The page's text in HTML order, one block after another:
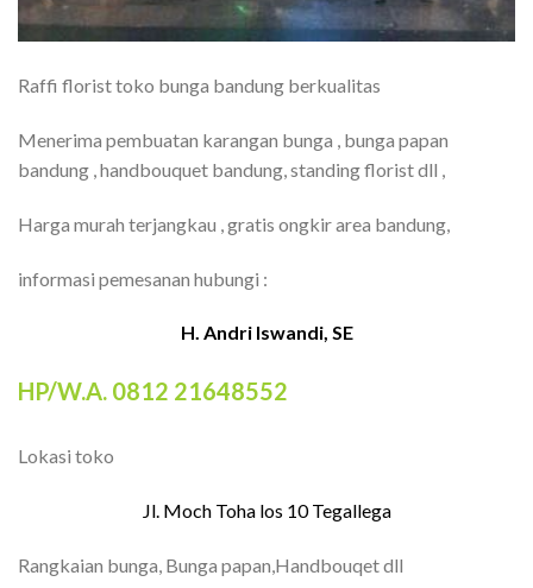
Raffi florist toko bunga bandung berkualitas
Menerima pembuatan karangan bunga , bunga papan
bandung , handbouquet bandung, standing florist dll ,
Harga murah terjangkau , gratis ongkir area bandung,
informasi pemesanan hubungi :
H. Andri Iswandi, SE
HP/W.A. 0812 21648552
Lokasi toko
Jl. Moch Toha los 10 Tegallega
Rangkaian bunga, Bunga papan,Handbouqet dll